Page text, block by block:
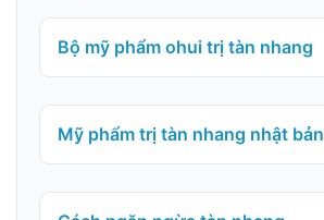
Bộ mỹ phẩm ohui trị tàn nhang
Mỹ phẩm trị tàn nhang nhật bản